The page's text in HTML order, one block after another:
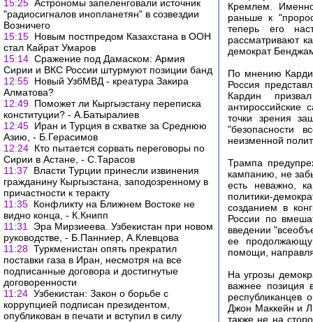
15:25 Астрономы запеленговали источник
"радиосигналов инопланетян" в созвездии
Возничего
15:15 Новым постпредом Казахстана в ООН
стал Кайрат Умаров
15:14 Сражение под Дамаском: Армия
Сирии и ВКС России штурмуют позиции банд
12:55 Новый УзбМВД - креатура Закира
Алматова?
12:49 Поможет ли Кыргызстану переписка
конституции? - А.Батыралиев
12:45 Иран и Турция в схватке за Среднюю
Азию, - Б.Герасимов
12:24 Кто пытается сорвать переговоры по
Сирии в Астане, - С.Тарасов
11:37
Власти Турции принесли извинения
гражданину Кыргызстана, заподозренному в
причастности к теракту
11:35 Конфликту на Ближнем Востоке не
видно конца, - К.Книпп
11:31
Эра Мирзиеева. Узбекистан при новом
руководстве, - Б.Панниер, А.Клевцова
11:28 Туркменистан опять прекратил
поставки газа в Иран, несмотря на все
подписанные договора и достигнутые
договоренности
11:24 Узбекистан: Закон о борьбе с
коррупцией подписан президентом,
опубликован в печати и вступил в силу
Кремлем.
раньше к
теперь его
рассматривают
демократ
По мнению
Россия
Кардин
точки зрения
"безопасности
неизменной
Трампа
кампанию, не
есть неважно,
политики-
созданием в
России по
введении
ее
помощи,
На угрозы
важнее позиция
республиканцев
Джон Маккейн и
также не на